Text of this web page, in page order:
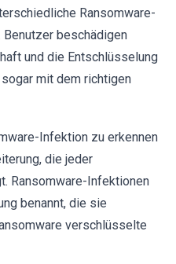
Ransomware-
beschädigen
und die Entschlüsselung
mit dem richtigen
Infektion zu erkennen
die jeder
Ransomware-Infektionen
benannt, die sie
verschlüsselte